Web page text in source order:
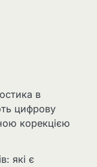
в
цифрову
корекцією
які є